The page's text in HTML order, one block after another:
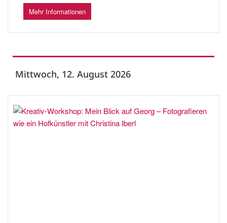
Mehr Informationen
Mittwoch, 12. August 2026